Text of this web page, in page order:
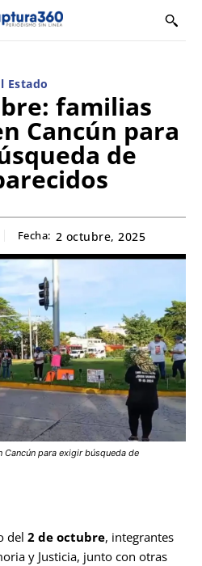
Estado
familias
Cancún para
de
Fecha: 2 octubre, 2025
para exigir búsqueda de
del 2 de octubre, integrantes
y Justicia, junto con otras